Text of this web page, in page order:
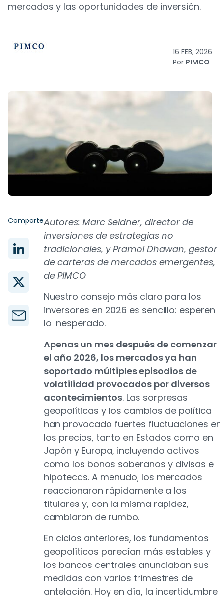
mercados y las oportunidades de inversión.
16 FEB, 2026
Por PIMCO
ComparteAutores: Marc Seidner, director de
inversiones de estrategias no
tradicionales, y Pramol Dhawan, gestor
de carteras de mercados emergentes,
de PIMCO
Nuestro consejo más claro para los
inversores en 2026 es sencillo: esperen
lo inesperado.
Apenas un mes después de comenzar
el año 2026, los mercados ya han
soportado múltiples episodios de
volatilidad provocados por diversos
acontecimientos. Las sorpresas
geopolíticas y los cambios de política
han provocado fuertes fluctuaciones
los precios, tanto en Estados como en
Japón y Europa, incluyendo activos
como los bonos soberanos y divisas e
hipotecas. A menudo, los mercados
reaccionaron rápidamente a los
titulares y, con la misma rapidez,
cambiaron de rumbo.
En ciclos anteriores, los fundamentos
geopolíticos parecían más estables y
los bancos centrales anunciaban sus
medidas con varios trimestres de
antelación. Hoy en día, la incertidumbre